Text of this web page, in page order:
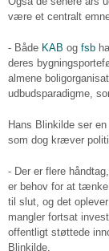
være et centralt
- Både KAB og fsb
deres
almene
udbudsparadigme,
Hans Blinkilde ser
som dog kræver
- Der er flere
er behov for at
til slut, og det
mangler fortsat
offentligt støttede
Blinkilde.